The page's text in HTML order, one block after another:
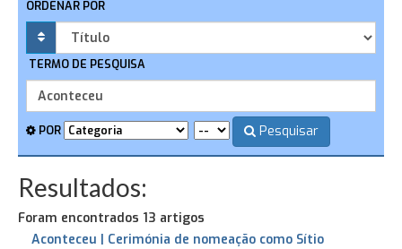
ORDENAR POR
TERMO DE PESQUISA
POR Pesquisar
Resultados:
Foram encontrados 13 artigos
Aconteceu | Cerimónia de nomeação como Sítio